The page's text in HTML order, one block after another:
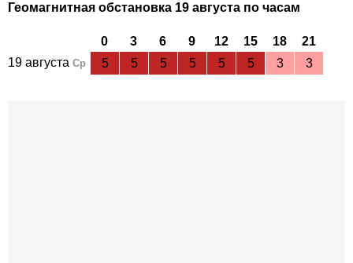
Геомагнитная обстановка 19 августа по часам
0 3 6 9 12 15 18
21
19 августа Ср 5 5 5 5 5 5 3 3